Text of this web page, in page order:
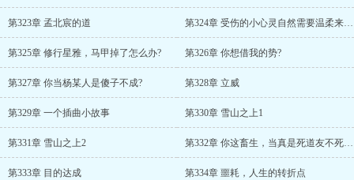
第323章 孟北宸的道 第324章 受伤的小心灵自然需要温柔来抚慰
第325章 修行星雅，马甲掉了怎么办? 第326章 你想借我的势?
第327章 你当杨某人是傻子不成? 第328章 立威
第329章 一个插曲小故事 第330章 雪山之上1
第331章 雪山之上2 第332章 你这畜生，当真是死道友不死贫道的典型啊
第333章 目的达成 第334章 噩耗，人生的转折点